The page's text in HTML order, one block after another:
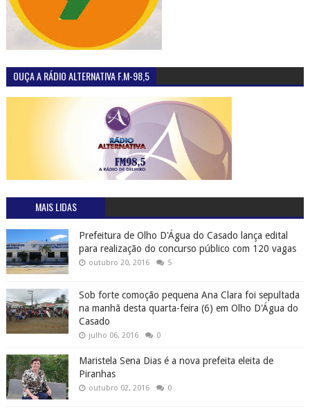
OUÇA A RÁDIO ALTERNATIVA F.M-98,5
MAIS LIDAS
Prefeitura de Olho D'Água do Casado lança edital
para realização do concurso público com 120 vagas
outubro 20, 2016 5
Sob forte comoção pequena Ana Clara foi sepultada
na manhã desta quarta-feira (6) em Olho D'Água do
Casado
julho 06, 2016 0
Maristela Sena Dias é a nova prefeita eleita de
Piranhas
outubro 02, 2016 0